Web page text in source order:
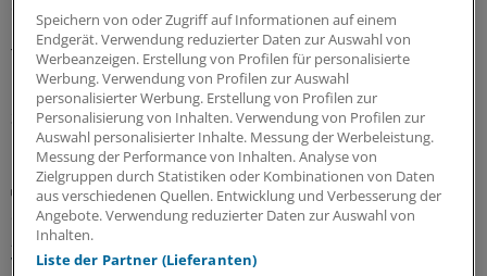
Beim Hauptstadtkongress wurden unterschiedliche
Transformationspfade in eine neue
Krankenhausstruktur debattiert.
30.06.2026
Hauptstadtkongress
Suizidassistenz: Experten fürchten
„Goldgräberstimmung“ und fordern Schutz
vulnerabler Menschen
Speichern von oder Zugriff auf Informationen auf einem
Endgerät. Verwendung reduzierter Daten zur Auswahl von
Werbeanzeigen. Erstellung von Profilen für personalisierte
Werbung. Verwendung von Profilen zur Auswahl
personalisierter Werbung. Erstellung von Profilen zur
Personalisierung von Inhalten. Verwendung von Profilen zur
Auswahl personalisierter Inhalte. Messung der Werbeleistung.
Messung der Performance von Inhalten. Analyse von
Zielgruppen durch Statistiken oder Kombinationen von Daten
aus verschiedenen Quellen. Entwicklung und Verbesserung der
Angebote. Verwendung reduzierter Daten zur Auswahl von
Inhalten.
Liste der Partner (Lieferanten)